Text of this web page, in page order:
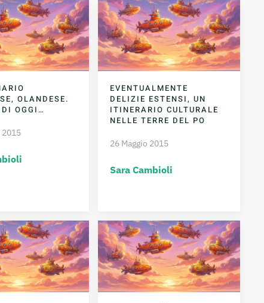
OLANDESE.
OGGI…
2015
EVENTUALMENTE
DELIZIE ESTENSI, UN
ITINERARIO CULTURALE
NELLE TERRE DEL PO
26 Maggio 2015
Sara Cambioli